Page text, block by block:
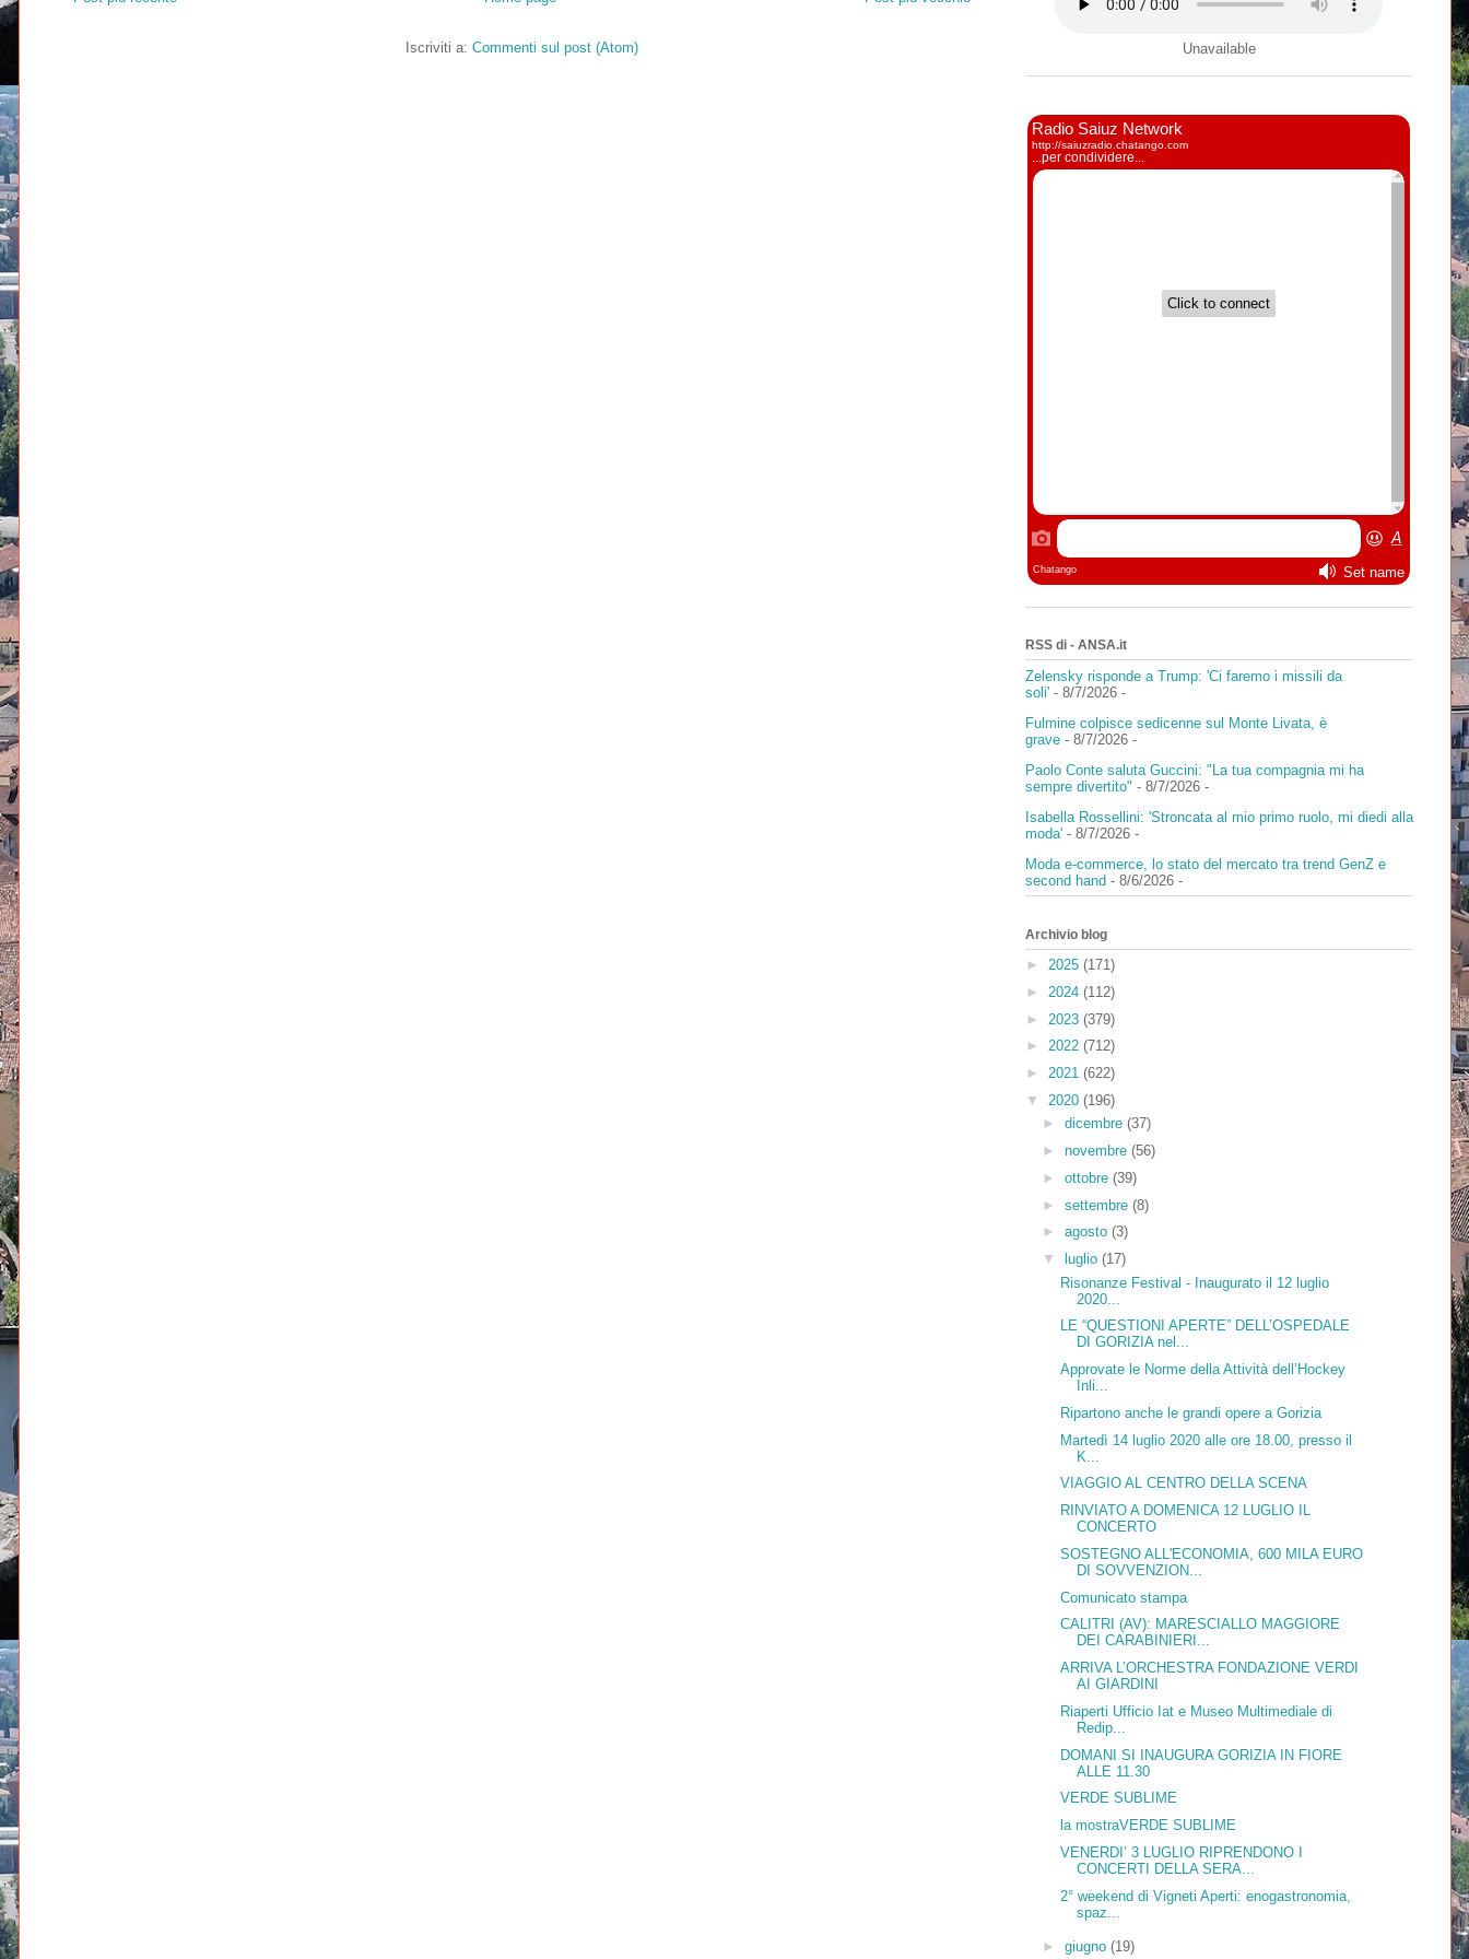
Iscriviti a: Commenti sul post (Atom) Unavailable
RSS di - ANSA.it
Zelensky risponde a Trump: 'Ci faremo i missili da
soli'- 8/7/2026-
Fulmine colpisce sedicenne sul Monte Livata, è
grave- 8/7/2026-
Paolo Conte saluta Guccini: "La tua compagnia mi ha
sempre divertito" - 8/7/2026-
Isabella Rossellini: 'Stroncata al mio primo ruolo, mi diedi alla
moda'- 8/7/2026-
Moda e-commerce, lo stato del mercato tra trend GenZ e
second hand - 8/6/2026-
Archivio blog
► 2025 (171)
► 2024 (112)
► 2023 (379)
► 2022 (712)
► 2021 (622)
▼ 2020 (196)
►dicembre(37)
►novembre(56)
►ottobre(39)
►settembre(8)
►agosto(3)
▼
luglio(17)
Risonanze Festival - Inaugurato il 12 luglio
2020...
LE “QUESTIONI APERTE” DELL’OSPEDALE
DI GORIZIA nel...
Approvate le Norme della Attività dell’Hockey
Inli...
Ripartono anche le grandi opere a Gorizia
Martedì 14 luglio 2020 alle ore 18.00, presso il
K...
VIAGGIO AL CENTRO DELLA SCENA
RINVIATO A DOMENICA 12 LUGLIO IL
CONCERTO
SOSTEGNO ALL'ECONOMIA, 600 MILA EURO
DI SOVVENZION...
Comunicato stampa
CALITRI (AV): MARESCIALLO MAGGIORE
DEI CARABINIERI...
ARRIVA L’ORCHESTRA FONDAZIONE VERDI
AI GIARDINI
Riaperti Ufficio Iat e Museo Multimediale di
Redip...
DOMANI SI INAUGURA GORIZIA IN FIORE
ALLE 11.30
VERDE SUBLIME
la mostraVERDE SUBLIME
VENERDI’ 3 LUGLIO RIPRENDONO I
CONCERTI DELLA SERA...
2° weekend di Vigneti Aperti: enogastronomia,
spaz...
►giugno(19)